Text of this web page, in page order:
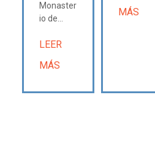
Monaster
io de...
LEER
MÁS
MÁS